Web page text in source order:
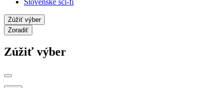
Slovenské sci-fi
Zúžiť výber
Zoradiť
Zúžiť výber